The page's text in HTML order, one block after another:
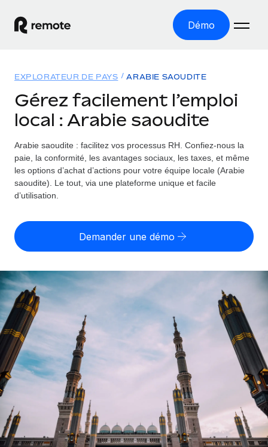
Démo
EMPLOI À L’INTERNATIONAL
Paie multipays
Gérez la paie facilement et en toute conformité
Employer of record
Développez-vous à l’international sans frais liés aux
Pilotage 360 des freelances
Gestion des freelances
Intégrez et gérez vos freelances partout dans le monde
PEO
Sous-traitez les opérations complexes liées à l’emploi
INFRASTRUCTURE
Intégration Remote
Intégrez vos RH aux flux de travail en toute simplicité
Plateforme
Des fonctions RH clés intégrées pour votre équipe
Solutions
COUVERTURE MONDIALE
Explorateur de pays
Toutes les informations sur l’emploi à l’international,
pays par pays
Explorateur des États-Unis (par État)
Simplifiez l’embauche à travers les différents États des
États-Unis
Comparer Remote
Examinez notre service par rapport aux autres
CROISSANCE
Start-ups
Des solutions agiles et internationales pour les RH et la
paie des entreprises en pleine croissance
Entreprises intermédiaires
Développez vos équipes avec des solutions RH sur
mesure
Ressources
OUTILS & CALCULATEURS
Outil de calcul du risque de requalification de
Calculateur du coût des employés
pays
Calculateur de paiement des freelances
Découvrez les devises disponibles et les vitesses de
paiement pour vos freelances internationaux
APPRENDRE AVEC REMOTE
Recherche et guides
Études de cas
Glossaire RH
Tarification
Nederlands
Français
Deutsch
Español
Italiano
Português (Portugal)
Connexion
EXPLORATEUR DE PAYS ARABIE SAOUDITE
Gérez facilement l’emploi
local : Arabie saoudite
Arabie saoudite : facilitez vos processus RH. Confiez-nous la
paie, la conformité, les avantages sociaux, les taxes, et même
les options d’achat d’actions pour votre équipe locale (Arabie
saoudite). Le tout, via une plateforme unique et facile
d’utilisation.
Demander une démo